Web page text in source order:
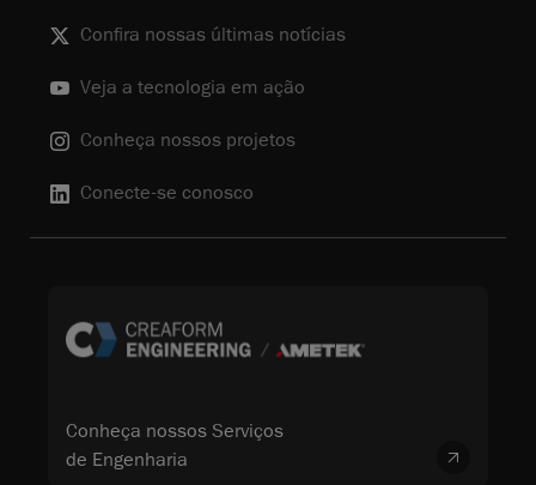
Confira nossas últimas notícias
Veja a tecnologia em ação
Conheça nossos projetos
Conecte-se conosco
Conheça nossos Serviços
de Engenharia